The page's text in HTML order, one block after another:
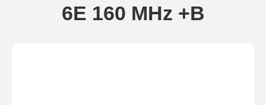
6E 160 MHz +B